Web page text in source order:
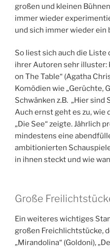
großen und kleinen
immer wieder
und sich immer wieder ein
So liest sich auch die
ihrer Autoren sehr illuster:
on The Table“ (Agatha
Komödien wie „Gerüchte,
Schwänken z.B. „Hier sind
Auch ernst geht es zu, wie
„Die See“ zeigte. Jährlich
mindestens eine
ambitionierten
in ihnen steckt und wie
Große
Ein weiteres wichtiges
großen Freichlichtstücke,
„Mirandolina“ (Goldoni),